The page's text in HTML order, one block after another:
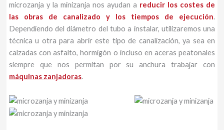
microzanja y la minizanja nos ayudan a reducir los costes de
las obras de canalizado y los tiempos de ejecución.
Dependiendo del diámetro del tubo a instalar, utilizaremos una
técnica u otra para abrir este tipo de canalización, ya sea en
calzadas con asfalto, hormigón o incluso en aceras peatonales
siempre que nos permitan por su anchura trabajar con
máquinas zanjadoras.